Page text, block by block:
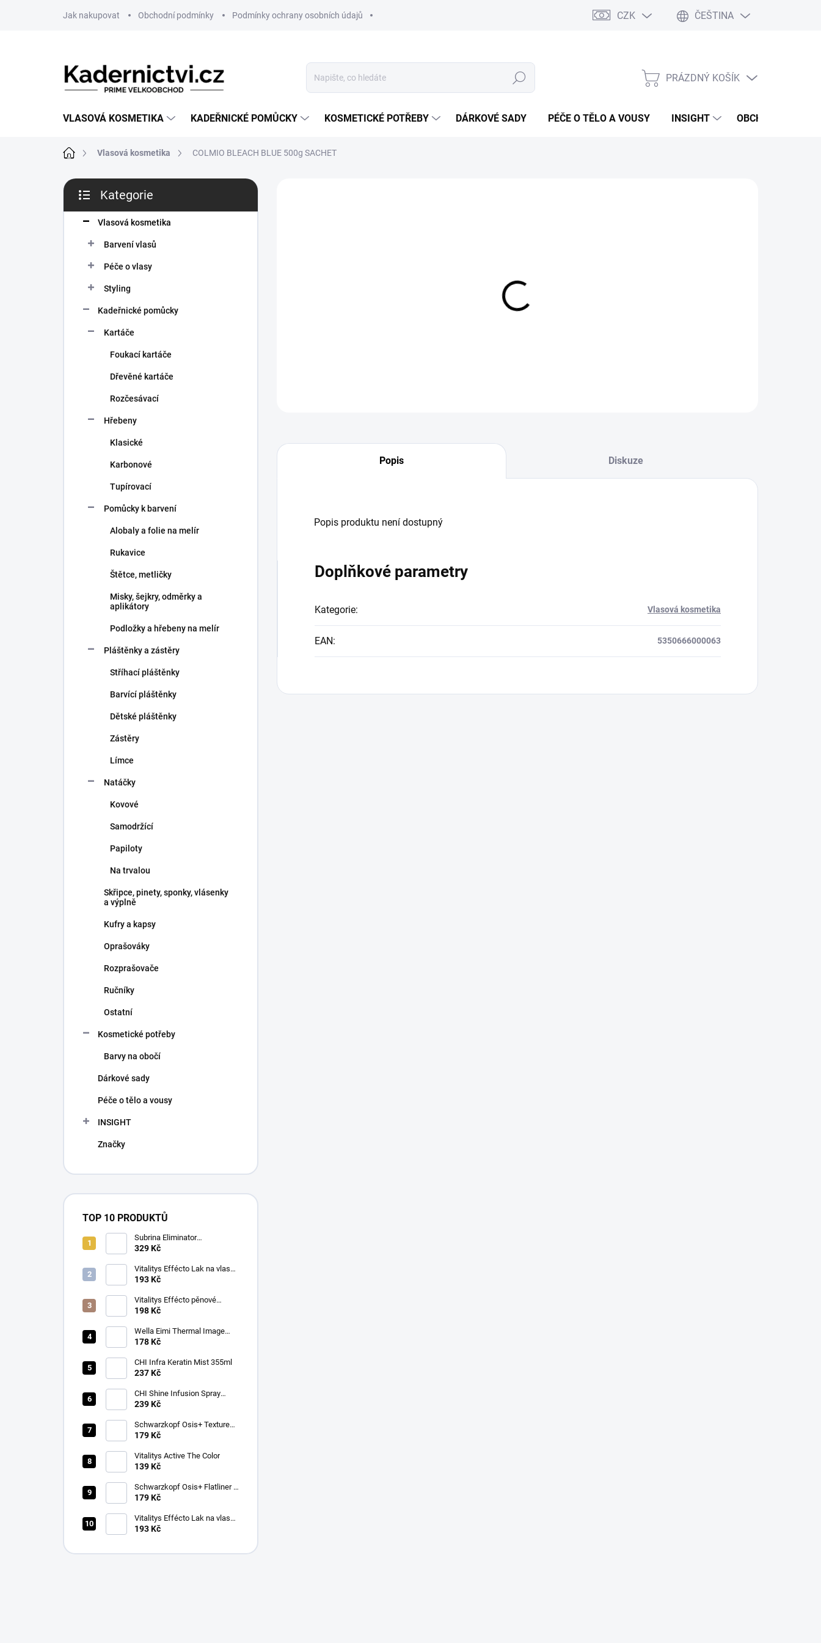
Jak nakupovat Obchodní podmínky Podmínky ochrany osobních údajů CZK ČEŠTINA
Hledat
NÁKUPNÍ
PRÁZDNÝ KOŠÍK
VLASOVÁ KOSMETIKA KADEŘNICKÉ POMŮCKY KOSMETICKÉ POTŘEBY DÁRKOVÉ SADY PÉČE O TĚLO A VOUSY INSIGHT OBCHODNÍ
Domů Vlasová kosmetika COLMIO BLEACH BLUE 500g SACHET
P
s
kategorie
Kategorie
Vlasová kosmetika
Barvení vlasů
Péče o vlasy
Styling
Kadeřnické pomůcky
Kartáče
Foukací kartáče
Dřevěné kartáče
Rozčesávací
Hřebeny
Klasické
Karbonové
Tupírovací
Pomůcky k barvení
Alobaly a folie na melír
Rukavice
Štětce, metličky
Misky, šejkry, odměrky a
aplikátory
Podložky a hřebeny na melír
Pláštěnky a zástěry
Stříhací pláštěnky
Barvící pláštěnky
Dětské pláštěnky
Zástěry
Límce
Natáčky
Kovové
Samodržící
Papiloty
Na trvalou
Skřipce, pinety, sponky, vlásenky
a výplně
Kufry a kapsy
Oprašováky
Rozprašovače
Ručníky
Ostatní
Kosmetické potřeby
Barvy na obočí
Dárkové sady
Péče o tělo a vousy
INSIGHT
Značky
TOP 10 PRODUKTŮ
Subrina Eliminator
odstraňovač barvy 2 x 100 ml
329 Kč
Vitalitys Effécto Lak na vlasy
silný 500 ml
193 Kč
Vitalitys Effécto pěnové
tužidlo silné 250 ml
198 Kč
Wella Eimi Thermal Image
150 ml
178 Kč
CHI Infra Keratin Mist 355ml
237 Kč
CHI Shine Infusion Spray
150g
239 Kč
Schwarzkopf Osis+ Texture
Thrill stylingová vláknitá guma
179 Kč
Vitalitys Active The Color
139 Kč
Schwarzkopf Osis+ Flatliner –
silně fixační sérum pro žehlení
179 Kč
Vitalitys Effécto Lak na vlasy
500 ml
193 Kč
Popis Diskuze
Popis produktu není dostupný
Doplňkové parametry
Kategorie: Vlasová kosmetika
EAN: 5350666000063